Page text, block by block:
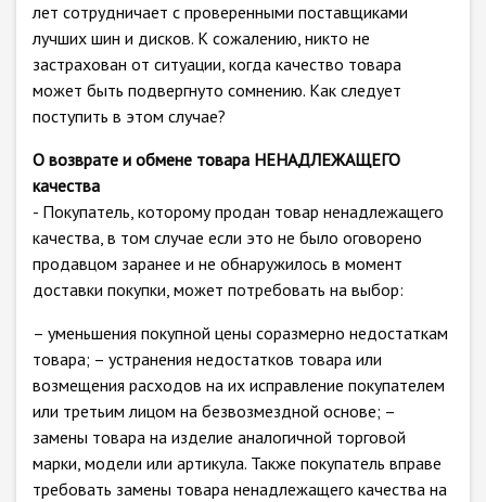
лет сотрудничает с проверенными поставщиками
лучших шин и дисков. К сожалению, никто не
застрахован от ситуации, когда качество товара
может быть подвергнуто сомнению. Как следует
поступить в этом случае?
О возврате и обмене товара НЕНАДЛЕЖАЩЕГО
качества
- Покупатель, которому продан товар ненадлежащего
качества, в том случае если это не было оговорено
продавцом заранее и не обнаружилось в момент
доставки покупки, может потребовать на выбор:
– уменьшения покупной цены соразмерно недостаткам
товара; – устранения недостатков товара или
возмещения расходов на их исправление покупателем
или третьим лицом на безвозмездной основе; –
замены товара на изделие аналогичной торговой
марки, модели или артикула. Также покупатель вправе
требовать замены товара ненадлежащего качества на